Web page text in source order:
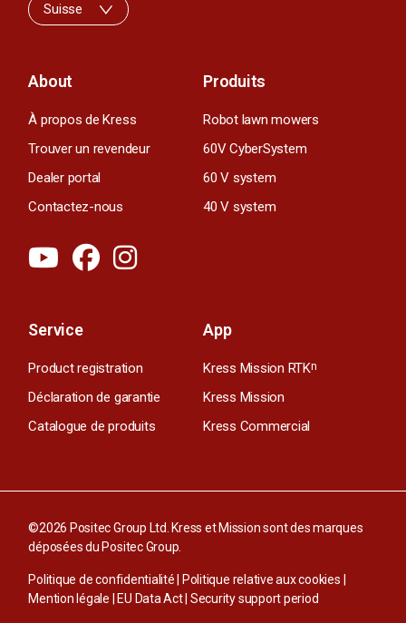
About
À propos de Kress
Trouver un revendeur
Dealer portal
Contactez-nous
Produits
Robot lawn mowers
60V CyberSystem
60 V system
40 V system
Service
Product registration
Déclaration de garantie
Catalogue de produits
App
Kress Mission RTKn
Kress Mission
Kress Commercial
Suisse
©2026 Positec Group Ltd. Kress et Mission sont des marques
déposées du Positec Group.
Politique de confidentialité Politique relative aux cookies
Mention légale
EU Data Act| Security support period